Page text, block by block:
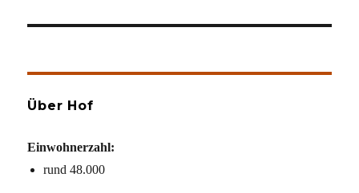
Über Hof
Einwohnerzahl:
rund 48.000